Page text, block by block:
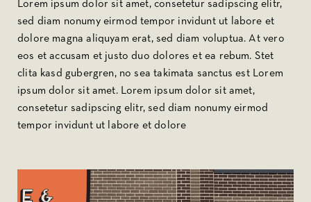
Lorem ipsum dolor sit amet, consetetur sadipscing elitr,
sed diam nonumy eirmod tempor invidunt ut labore et
dolore magna aliquyam erat, sed diam voluptua. At vero
eos et accusam et justo duo dolores et ea rebum. Stet
clita kasd gubergren, no sea takimata sanctus est Lorem
ipsum dolor sit amet. Lorem ipsum dolor sit amet,
consetetur sadipscing elitr, sed diam nonumy eirmod
tempor invidunt ut labore et dolore